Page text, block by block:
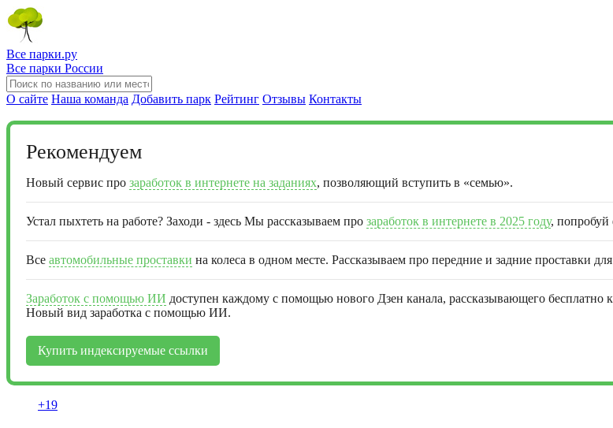
Все парки.ру
Все парки России
О сайте Наша команда Добавить парк Рейтинг Отзывы Контакты
Рекомендуем
Новый сервис про заработок в интернете на заданиях, позволяющий вступить в «семью».
Устал пыхтеть на работе? Заходи - здесь Мы рассказываем про заработок в интернете в 2025 году, попробуй
Все автомобильные проставки на колеса в одном месте. Рассказываем про передние и задние проставки
Заработок с помощью ИИ доступен каждому с помощью нового Дзен канала, рассказывающего бесплатно
Новый вид заработка с помощью ИИ.
Купить индексируемые ссылки
+19